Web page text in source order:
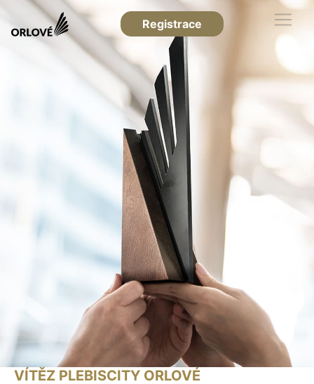
Registrace
VÍTĚZ PLEBISCITY ORLOVÉ